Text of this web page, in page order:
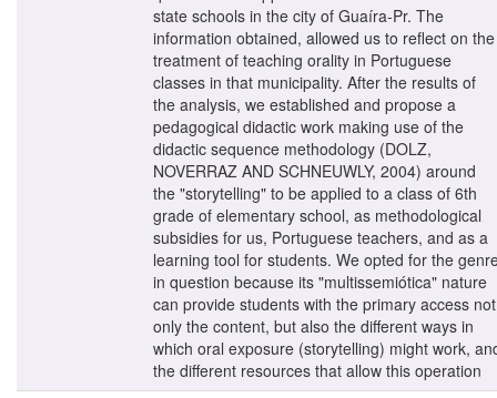
state schools in the city of Guaíra-Pr. The
information obtained, allowed us to reflect on the
treatment of teaching orality in Portuguese
classes in that municipality. After the results of
the analysis, we established and propose a
pedagogical didactic work making use of the
didactic sequence methodology (DOLZ,
NOVERRAZ AND SCHNEUWLY, 2004) around
the "storytelling" to be applied to a class of 6th
grade of elementary school, as methodological
subsidies for us, Portuguese teachers, and as a
learning tool for students. We opted for the
in question because its "multissemiótica" nature
can provide students with the primary access not
only the content, but also the different ways in
which oral exposure (storytelling) might work,
the different resources that allow this operation